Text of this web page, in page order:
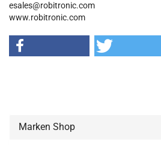
esales@robitronic.com
www.robitronic.com
Marken Shop